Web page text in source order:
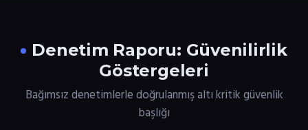
Denetim Raporu: Güvenilirlik
Göstergeleri
Bağımsız denetimlerle doğrulanmış altı kritik güvenlik
başlığı